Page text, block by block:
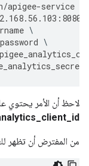
/apigee-service
. 56.103 : 8080
لاحظ أن الأمر يحتوي
من المفترض أن تظهر